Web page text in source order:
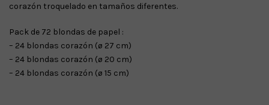
corazón troquelado en tamaños diferentes.
Pack de 72 blondas de papel :
– 24 blondas corazón (ø 27 cm)
– 24 blondas corazón (ø 20 cm)
– 24 blondas corazón (ø 15 cm)